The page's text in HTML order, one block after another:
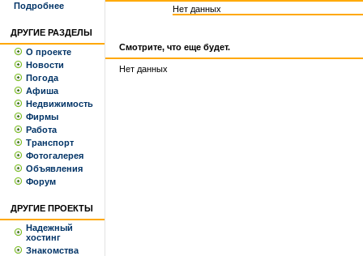
Подробнее
ДРУГИЕ РАЗДЕЛЫ
О проекте
Новости
Погода
Афиша
Недвижимость
Фирмы
Работа
Транспорт
Фотогалерея
Объявления
Форум
ДРУГИЕ ПРОЕКТЫ
Надежный
хостинг
Знакомства
Нет данных
Смотрите, что еще будет.
Нет данных